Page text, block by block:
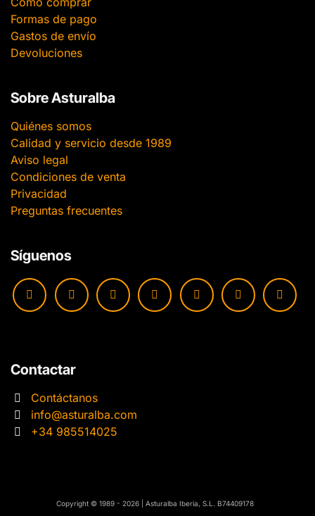
Formas de pago
Gastos de envío
Devoluciones
Sobre Asturalba
Quiénes somos
Calidad y servicio desde 1989
Aviso legal
Condiciones de venta
Privacidad
Preguntas frecuentes
Síguenos
Contactar
Contáctanos
info@asturalba.com
+34 985514025
​​Copyright © 1989 - 2026 | Asturalba Iberia, S.L. B74409178